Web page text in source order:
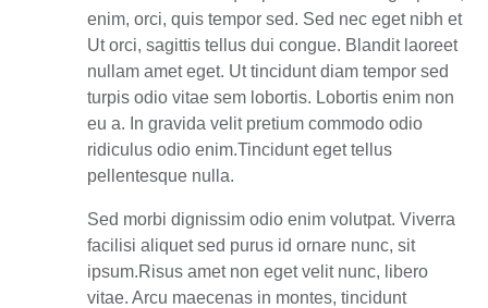
enim, orci, quis tempor sed. Sed nec eget nibh et
Ut orci, sagittis tellus dui congue. Blandit laoreet
nullam amet eget. Ut tincidunt diam tempor sed
turpis odio vitae sem lobortis. Lobortis enim non
eu a. In gravida velit pretium commodo odio
ridiculus odio enim.Tincidunt eget tellus
pellentesque nulla.
Sed morbi dignissim odio enim volutpat. Viverra
facilisi aliquet sed purus id ornare nunc, sit
ipsum.Risus amet non eget velit nunc, libero
vitae. Arcu maecenas in montes, tincidunt